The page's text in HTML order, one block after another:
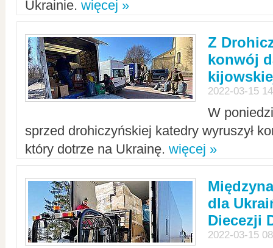
Ukrainie. więcej »
Z
konwój
2022-03-15
W
sprzed drohiczyńskiej katedry wyruszył
który dotrze na Ukrainę. więcej »
dla
Diecezji
2022-03-15